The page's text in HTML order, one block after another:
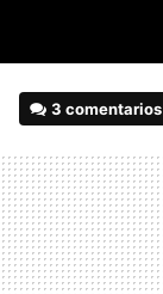
3 comentarios